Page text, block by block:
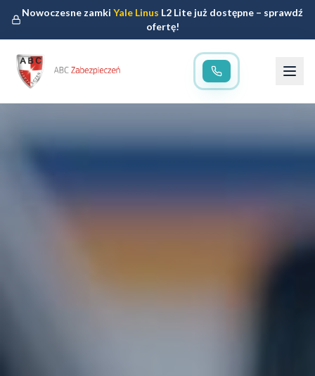
Nowoczesne zamkiYale Linus L2 Lite już dostępne – sprawdź
ofertę!